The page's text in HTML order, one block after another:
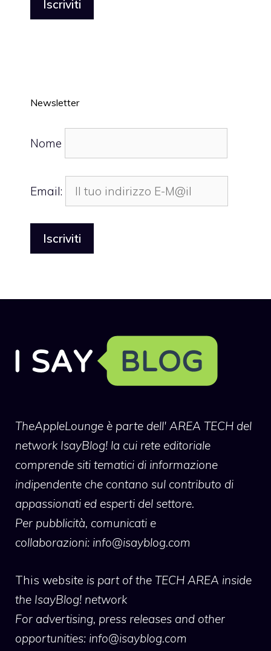
Newsletter
Nome
Email:
TheAppleLounge è parte dell' AREA TECH del
network IsayBlog! la cui rete editoriale
comprende siti tematici di informazione
indipendente che contano sul contributo di
appassionati ed esperti del settore.
Per pubblicità, comunicati e
collaborazioni: info@isayblog.com
This website is part of the TECH AREA inside
the IsayBlog! network
For advertising, press releases and other
opportunities: info@isayblog.com